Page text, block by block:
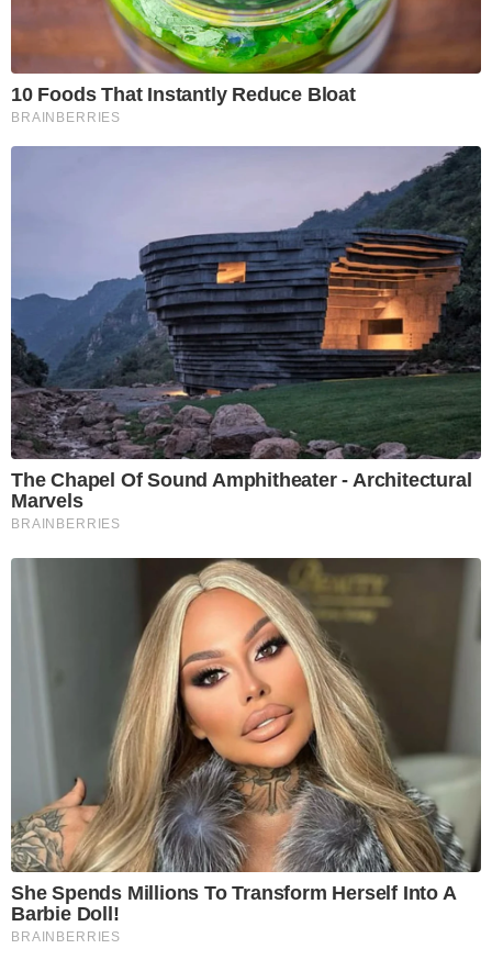
10 Foods That Instantly Reduce Bloat
BRAINBERRIES
The Chapel Of Sound Amphitheater - Architectural
Marvels
BRAINBERRIES
She Spends Millions To Transform Herself Into A
Barbie Doll!
BRAINBERRIES